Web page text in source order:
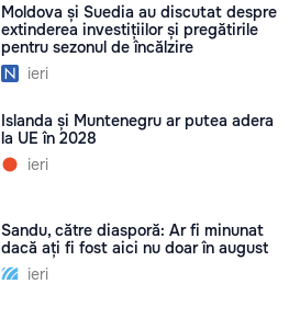
Moldova și Suedia au discutat despre
extinderea investițiilor și pregătirile
pentru sezonul de încălzire
ieri
Islanda și Muntenegru ar putea adera
la UE în 2028
ieri
Sandu, către diasporă: Ar fi minunat
dacă ați fi fost aici nu doar în august
ieri